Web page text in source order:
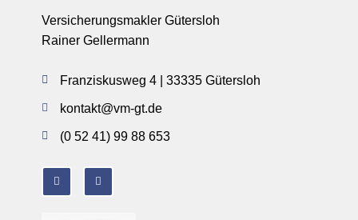
Versicherungsmakler Gütersloh
Rainer Gellermann
Franziskusweg 4 | 33335 Gütersloh
kontakt@vm-gt.de
(0 52 41) 99 88 653